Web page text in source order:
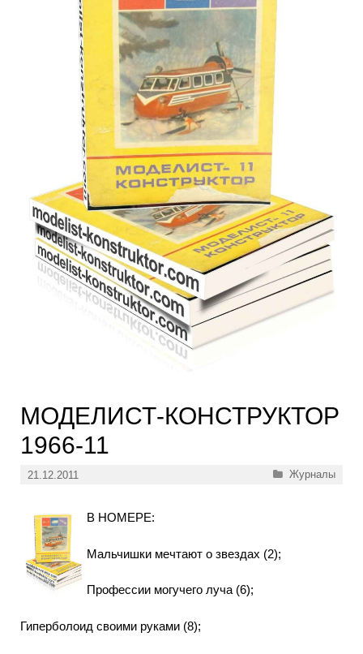
МОДЕЛИСТ-КОНСТРУКТОР
1966-11
21.12.2011 Рубрики
Журналы
В НОМЕРЕ:
Мальчишки мечтают о звездах (2);
Профессии могучего луча (6);
Гиперболоид своими руками (8);